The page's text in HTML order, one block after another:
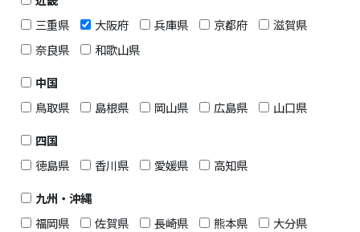
三重県
大阪府 兵庫県 京都府
滋賀県
奈良県
和歌山県
中国
鳥取県
島根県 岡山県 広島県
山口県
四国
徳島県
香川県 愛媛県
高知県
九州・沖縄
福岡県
佐賀県 長崎県 熊本県
大分県